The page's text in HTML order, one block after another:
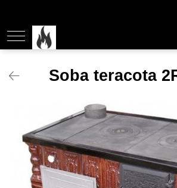
Soba de Incalzit
Soba de incalzit cu plita
Soba teracota